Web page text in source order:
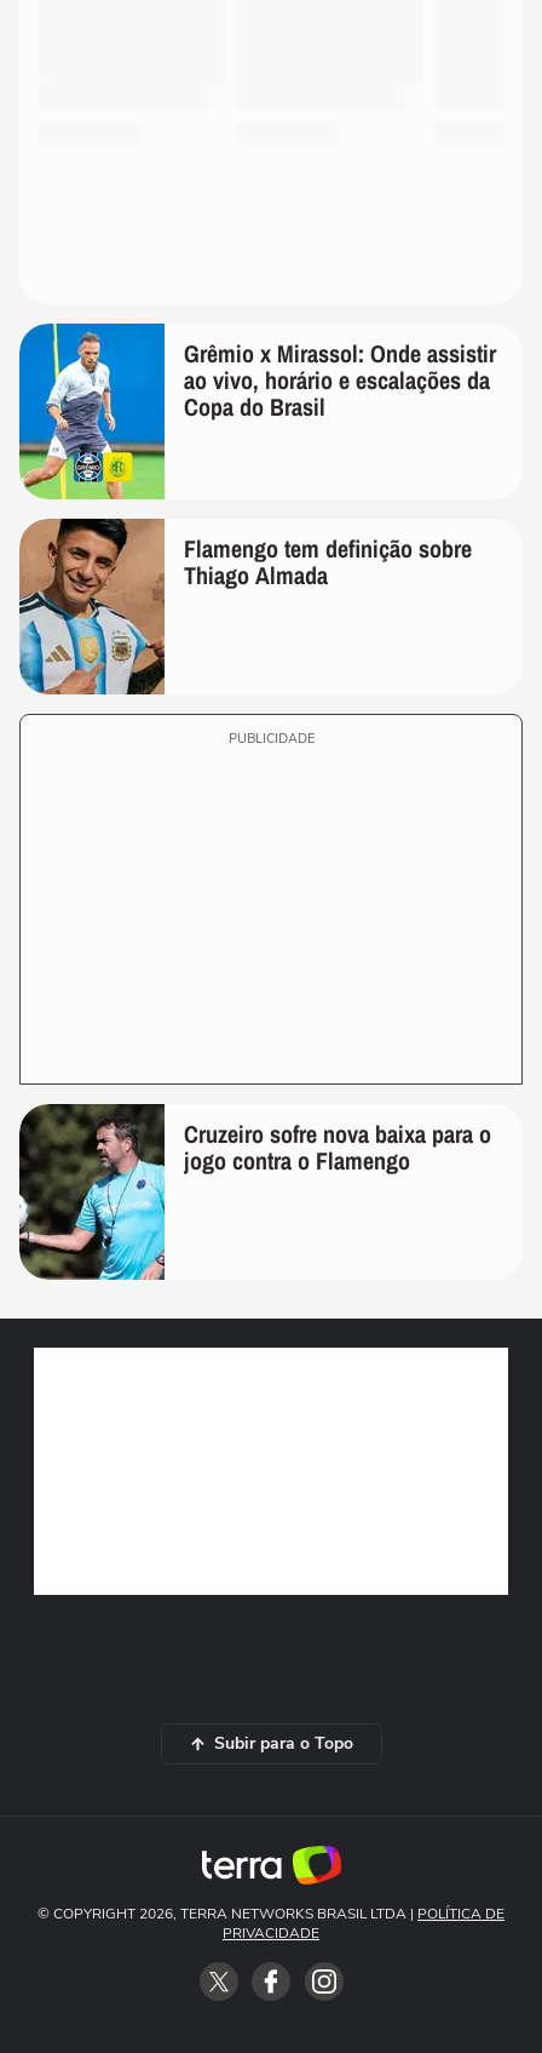
Grêmio x Mirassol: Onde assistir
ao vivo, horário e escalações da
Copa do Brasil
Flamengo tem definição sobre
Thiago Almada
PUBLICIDADE
Cruzeiro sofre nova baixa para o
jogo contra o Flamengo
Subir para o Topo
© COPYRIGHT 2026, TERRA NETWORKS BRASIL LTDA | POLÍTICA DE
PRIVACIDADE